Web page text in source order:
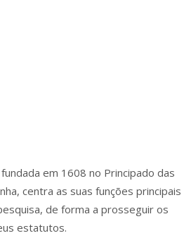
em 1608 no Principado das
centra as suas funções principais
de forma a prosseguir os
estatutos.